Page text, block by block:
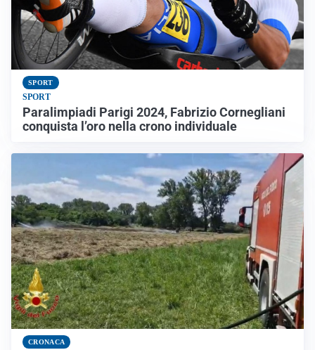
SPORT
SPORT
Paralimpiadi Parigi 2024, Fabrizio Cornegliani
conquista l’oro nella crono individuale
CRONACA